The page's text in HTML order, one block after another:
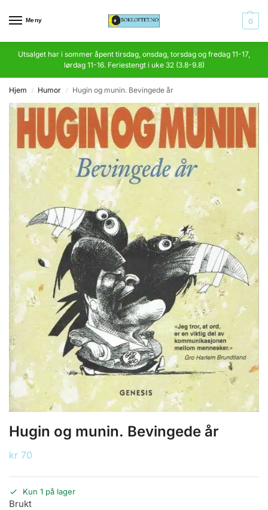
Meny 0
Utsalget har i sommer åpent tirsdag, onsdag, torsdag og fredag 11-17,
lørdag 11-16. Feriestengt i uke 32 (3.8-9.8)
Hjem / Humor / Hugin og munin. Bevingede år
Hugin og munin. Bevingede år
kr 70
Kun 1 på lager
Brukt